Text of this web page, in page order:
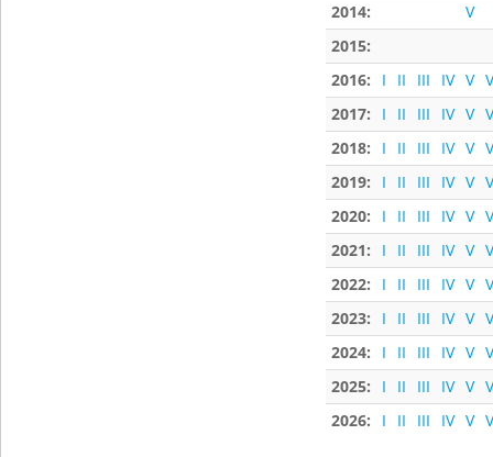
2014:
V
2015:
2016:
I II III IV V
2017:
I II III IV V
2018:
I II III IV V
2019:
I II III IV V
2020:
I II III IV V
2021:
I II III IV V
2022:
I II III IV V
2023:
I II III IV V
2024:
I II III IV V
2025:
I II III IV V
2026:
I II III IV V